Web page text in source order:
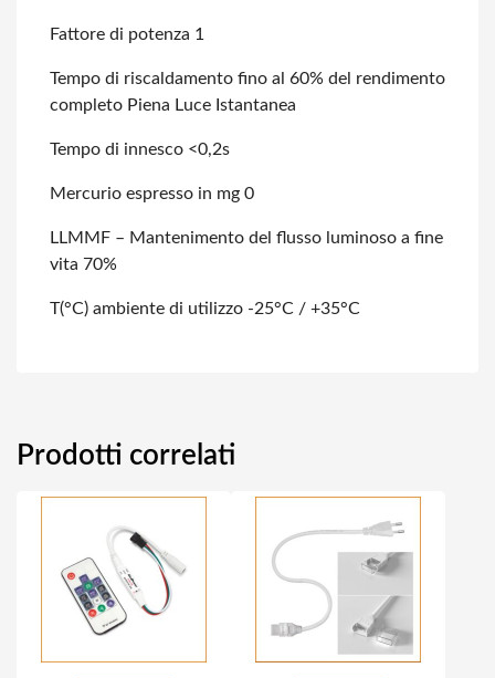
Fattore di potenza 1
Tempo di riscaldamento fino al 60% del rendimento
completo Piena Luce Istantanea
Tempo di innesco <0,2s
Mercurio espresso in mg 0
LLMMF – Mantenimento del flusso luminoso a fine
vita 70%
T(°C) ambiente di utilizzo -25°C / +35°C
Prodotti correlati